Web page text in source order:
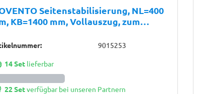
Seitenstabilisierung, NL=400
KB=1400 mm, Vollauszug, zum
9015253
14 Setlieferbar
22 Setverfügbar bei unseren Partnern